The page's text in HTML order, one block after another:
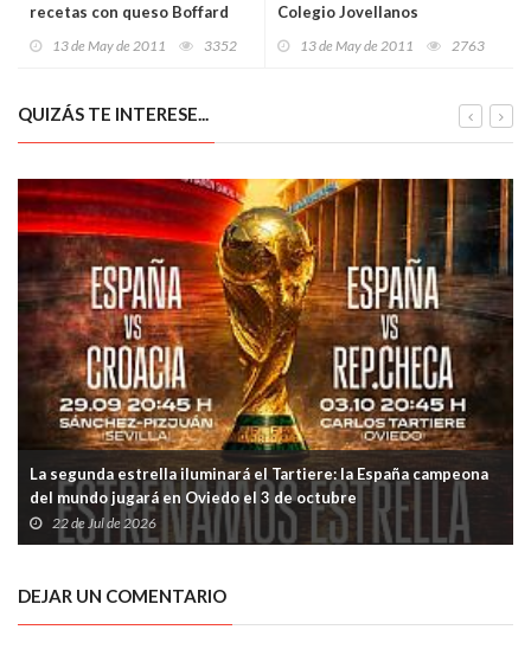
recetas con queso Boffard
13 de May de 2011 3352
Colegio Jovellanos
13 de May de 2011 2763
QUIZÁS TE INTERESE...
La segunda estrella iluminará el Tartiere: la España campeona
del mundo jugará en Oviedo el 3 de octubre
22 de Jul de 2026
DEJAR UN COMENTARIO